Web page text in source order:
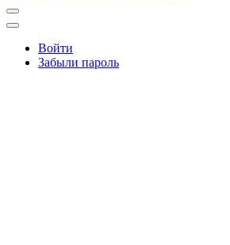
Открыть
поиск
Профиль
Войти
Забыли пароль